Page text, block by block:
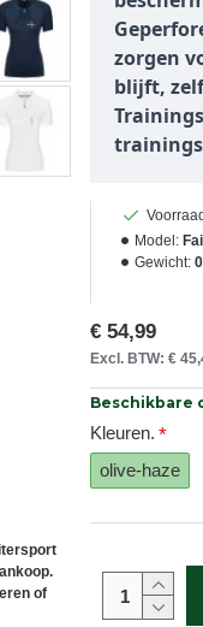
of
zorgen
blijft,
Model:
Gewicht:
€ 54,99
Excl. BTW: €
Beschikbare
Kleuren.
olive-haze